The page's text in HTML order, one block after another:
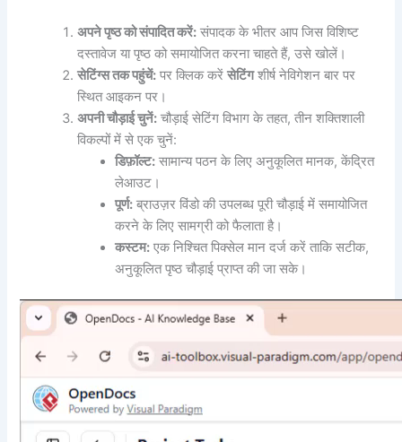
अपने पृष्ठ को संपादित करें: संपादक के भीतर आप जिस विशिष्ट
दस्तावेज या पृष्ठ को समायोजित करना चाहते हैं, उसे खोलें।
सेटिंग्स तक पहुंचें: पर क्लिक करेंसेटिंगशीर्ष नेविगेशन बार पर
स्थित आइकन पर।
अपनी चौड़ाई चुनें: चौड़ाई सेटिंग विभाग के तहत, तीन शक्तिशाली
विकल्पों में से एक चुनें:
डिफ़ॉल्ट: सामान्य पठन के लिए अनुकूलित मानक, केंद्रित
लेआउट।
पूर्ण: ब्राउज़र विंडो की उपलब्ध पूरी चौड़ाई में समायोजित
करने के लिए सामग्री को फैलाता है।
कस्टम: एक निश्चित पिक्सेल मान दर्ज करें ताकि सटीक,
अनुकूलित पृष्ठ चौड़ाई प्राप्त की जा सके।